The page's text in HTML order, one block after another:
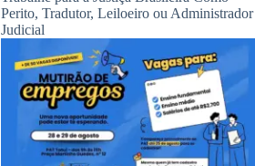
Perito, Tradutor, Leiloeiro ou Administrador
Judicial